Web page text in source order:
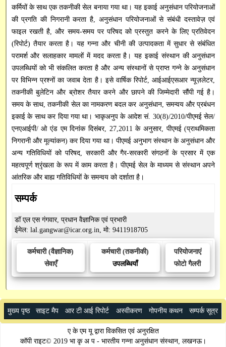
कर्मियों के साथ एक तकनीकी सेल बनाया गया था। यह इकाई अनुसंधान परियोजनाओं
की प्रगति की निगरानी करता है, अनुसंधान परियोजनाओं से संबंधी दस्तावेज़ एवं
फाइल रखती है, और समय-समय पर परिषद को प्रस्तुत करने के लिए प्रतिवेदन
(रिपोर्ट) तैयार करता है। यह गन्ना और चीनी की उत्पादकता में सुधार से संबंधित
परामर्श और सलाहकार मामलों में मदद करता है। यह इकाई संस्थान की अनुसंधान
उपलब्धियों को भी संकलित करता है और अन्य संस्थानों से प्राप्त गन्ने के अनुसंधान
पर विभिन्न प्रश्नों का जवाब देता है। इसे वार्षिक रिपोर्ट, आईआईएसआर न्यूज़लेटर,
तकनीकी बुलेटिन और ब्रोशर तैयार करने और छापने की जिम्मेदारी सौंपी गई है।
समय के साथ, तकनीकी सेल का नामकरण बदल कर अनुसंधान, समन्वय और प्रबंधन
इकाई के साथ कर दिया गया था। भाकृअनुप के आदेश सं. 30(8)/2010/पीएमई सेल/
एनएआईपी/ ओ एंड एम दिनांक दिसंबर, 27,2011 के अनुसार, पीएमई (प्राथमिकता
निगरानी और मूल्यांकन) कर दिया गया था। पीएमई अनुभाग संस्थान के अनुसंधान और
अन्य गतिविधियों को परिषद, सरकारी और गैर-सरकारी संगठनों के प्रसार में एक
महत्वपूर्ण श्रृंखला के रूप में काम करता है। पीएमई सेल के माध्यम से संस्थान अपने
आंतरिक और बाह्य गतिविधियों के समन्वय को दर्शाता है।
सम्पर्क
डॉ एल एस गंगवार, प्रधान वैज्ञानिक एवं प्रभारी
ईमेल: lal.gangwar@icar.org.in, मो: 9411918705
कर्मचारी (वैज्ञानिक)
सेवाएँ
कर्मचारी (तकनीकी)
उपलब्धियाँ
परियोजनाएं
फोटो गैलरी
मुख्य पृष्ठ साइट मैप आर टी आई रिपोर्ट अस्वीकरण गोपनीय कथन सम्पर्क सूत्र
ए के एम यू द्वारा विकसित एवं अनुरक्षित
कॉपी राइट© 2019 भा कृ अ प - भारतीय गन्ना अनुसंधान संस्थान, लखनऊ।